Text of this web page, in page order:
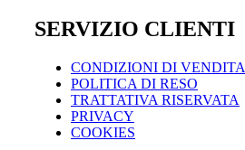
SERVIZIO CLIENTI
CONDIZIONI DI VENDITA
POLITICA DI RESO
TRATTATIVA RISERVATA
PRIVACY
COOKIES